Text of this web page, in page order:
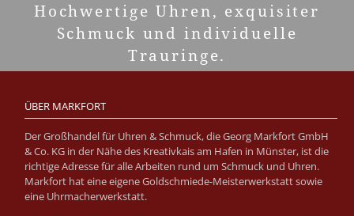
Hochwertige Uhren, exquisiter
Schmuck und individuelle
Trauringe.
ÜBER MARKFORT
Der Großhandel für Uhren & Schmuck, die Georg Markfort GmbH
& Co. KG in der Nähe des Kreativkais am Hafen in Münster, ist die
richtige Adresse für alle Arbeiten rund um Schmuck und Uhren.
Markfort hat eine eigene Goldschmiede-Meisterwerkstatt sowie
eine Uhrmacherwerkstatt.